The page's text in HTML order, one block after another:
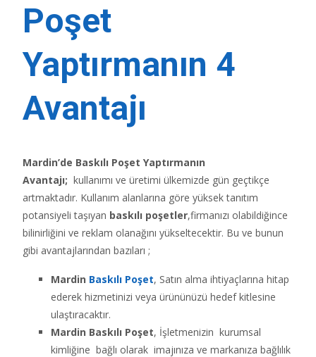
Poşet
Yaptırmanın 4
Avantajı
Mardin’de Baskılı Poşet Yaptırmanın
Avantajı; kullanımı ve üretimi ülkemizde gün geçtikçe
artmaktadır. Kullanım alanlarına göre yüksek tanıtım
potansiyeli taşıyan baskılı poşetler,firmanızı olabildiğince
bilinirliğini ve reklam olanağını yükseltecektir. Bu ve bunun
gibi avantajlarından bazıları ;
Mardin Baskılı Poşet, Satın alma ihtiyaçlarına hitap
ederek hizmetinizi veya ürününüzü hedef kitlesine
ulaştıracaktır.
Mardin Baskılı Poşet, İşletmenizin kurumsal
kimliğine bağlı olarak imajınıza ve markanıza bağlılık